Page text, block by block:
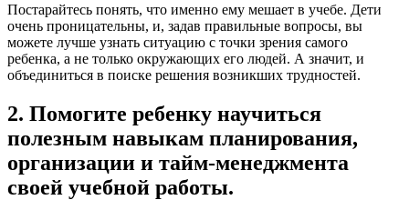
Постарайтесь понять, что именно ему мешает в учебе. Дети
очень проницательны, и, задав правильные вопросы, вы
можете лучше узнать ситуацию с точки зрения самого
ребенка, а не только окружающих его людей. А значит, и
объединиться в поиске решения возникших трудностей.
2. Помогите ребенку научиться
полезным навыкам планирования,
организации и тайм-менеджмента
своей учебной работы.